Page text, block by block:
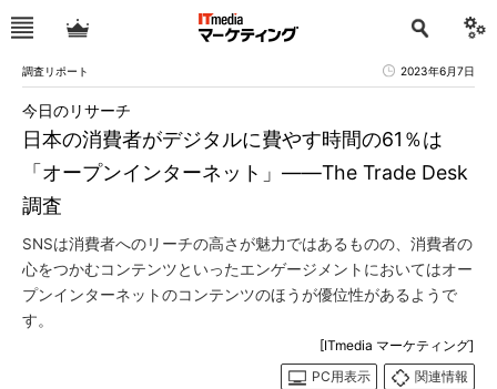
調査リポート 2023年6月7日
日本の消費者がデジタルに費やす時間の61％は
「オープンインターネット」――The Trade Desk
調査
今日のリサーチ
SNSは消費者へのリーチの高さが魅力ではあるものの、消費者の
心をつかむコンテンツといったエンゲージメントにおいてはオー
プンインターネットのコンテンツのほうが優位性があるようで
す。
[ITmedia マーケティング]
PC用表示
関連情報